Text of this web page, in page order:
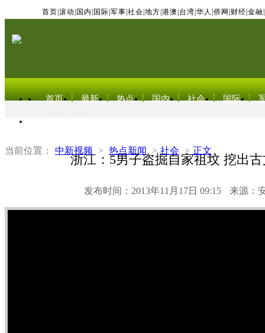
首页 滚动 国内 国际 军事 社会 地方 港澳 台湾 华人 侨网 财经 金融
首页 最新 热点 国内 社会 国际
当前位置： 中新视频 > 热点新闻 > 社会 > 正文
浙江：5男子盗掘自家祖坟 挖出
发布时间：2013年11月17日 09:15 来源：